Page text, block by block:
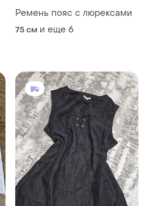
Ремень пояс с люрексами
75 см и еще 6